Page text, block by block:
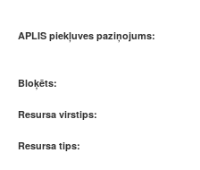
APLIS piekļuves paziņojums:
Bloķēts:
Resursa virstips:
Resursa tips: